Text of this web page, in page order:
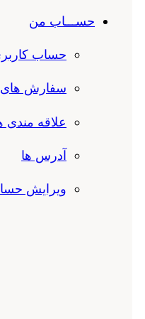
حســـاب من
حساب کاربری
سفارش های من
علاقه مندی ها
آدرس ها
ویرایش حساب